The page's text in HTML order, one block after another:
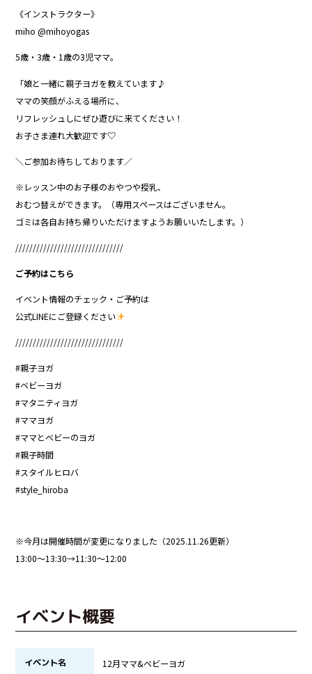
《インストラクター》
miho @mihoyogas
5歳・3歳・1歳の3児ママ。
「娘と一緒に親子ヨガを教えています♪
ママの笑顔がふえる場所に、
リフレッシュしにぜひ遊びに来てください！
お子さま連れ大歓迎です♡
＼ご参加お待ちしております／
※レッスン中のお子様のおやつや授乳、
おむつ替えができます。（専用スペースはございません。
ゴミは各自お持ち帰りいただけますようお願いいたします。）
///////////////////////////////
ご予約はこちら
イベント情報のチェック・ご予約は
公式LINEにご登録ください
///////////////////////////////
#親子ヨガ
#ベビーヨガ
#マタニティヨガ
#ママヨガ
#ママとベビーのヨガ
#親子時間
#スタイルヒロバ
#style_hiroba
※今月は開催時間が変更になりました（2025.11.26更新）
13:00〜13:30→11:30〜12:00
イベント概要
イベント名 12月ママ&ベビーヨガ